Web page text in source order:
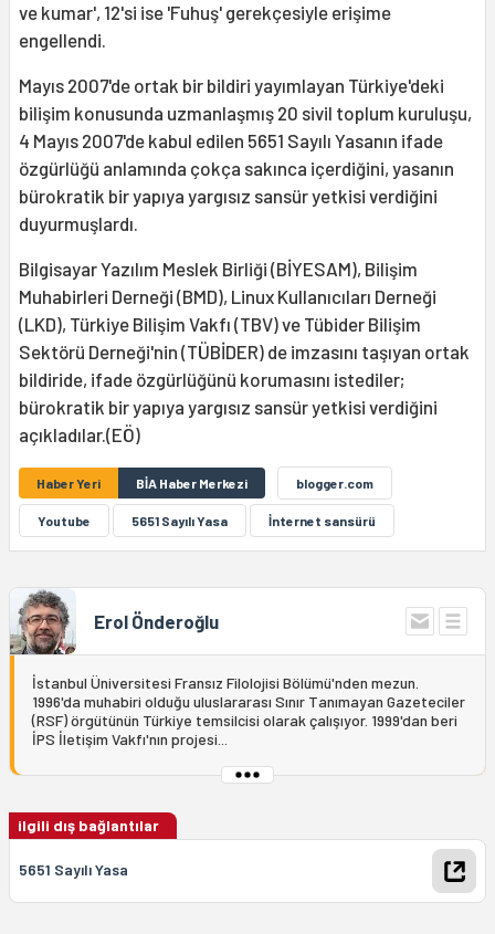
ve kumar', 12'si ise 'Fuhuş' gerekçesiyle erişime
engellendi.
Mayıs 2007'de ortak bir bildiri yayımlayan Türkiye'deki
bilişim konusunda uzmanlaşmış 20 sivil toplum kuruluşu,
4 Mayıs 2007'de kabul edilen 5651 Sayılı Yasanın ifade
özgürlüğü anlamında çokça sakınca içerdiğini, yasanın
bürokratik bir yapıya yargısız sansür yetkisi verdiğini
duyurmuşlardı.
Bilgisayar Yazılım Meslek Birliği (BİYESAM), Bilişim
Muhabirleri Derneği (BMD), Linux Kullanıcıları Derneği
(LKD), Türkiye Bilişim Vakfı (TBV) ve Tübider Bilişim
Sektörü Derneği'nin (TÜBİDER) de imzasını taşıyan ortak
bildiride, ifade özgürlüğünü korumasını istediler;
bürokratik bir yapıya yargısız sansür yetkisi verdiğini
açıkladılar.(EÖ)
Haber Yeri BİA Haber Merkezi blogger.com
Youtube 5651 Sayılı Yasa İnternet sansürü
Erol Önderoğlu
İstanbul Üniversitesi Fransız Filolojisi Bölümü'nden mezun.
1996'da muhabiri olduğu uluslararası Sınır Tanımayan Gazeteciler
(RSF) örgütünün Türkiye temsilcisi olarak çalışıyor. 1999'dan beri
İPS İletişim Vakfı'nın projesi...
ilgili dış bağlantılar
5651 Sayılı Yasa